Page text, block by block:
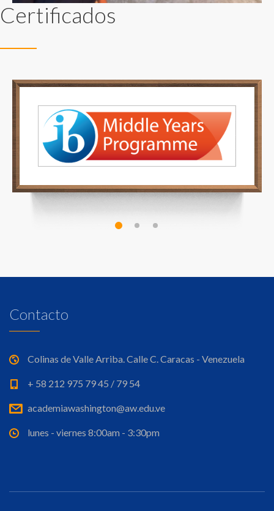
Certificados
Contacto
Colinas de Valle Arriba. Calle C. Caracas - Venezuela
+ 58 212 975 79 45 / 79 54
academiawashington@aw.edu.ve
lunes - viernes 8:00am - 3:30pm